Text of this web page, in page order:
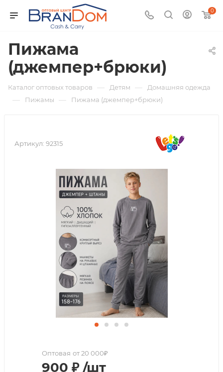
0
Пижама
(джемпер+брюки)
Каталог оптовых товаров — Детям — Домашняя одежда
— Пижамы — Пижама (джемпер+брюки)
Артикул: 92315
Оптовая от 20 000₽
900 ₽ /шт